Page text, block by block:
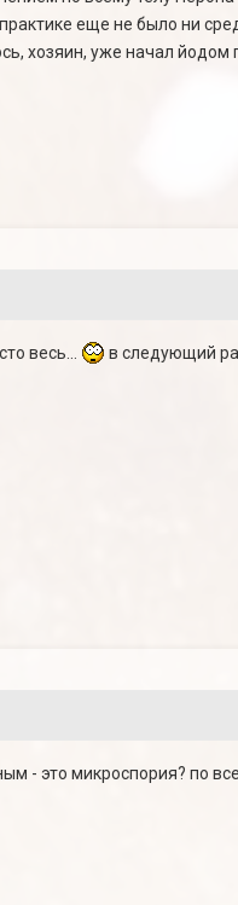
еще не было ни
хозяин, уже начал
весь... в следующий
- это микроспория? по